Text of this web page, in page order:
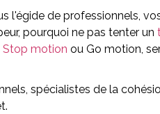
l'égide de professionnels,
pourquoi ne pas tenter un
Stop motion ou Go motion,
spécialistes de la